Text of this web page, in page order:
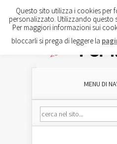
MENU DI
Questo sito utilizza i cookies per
personalizzato. Utilizzando questo
Per maggiori informazioni sui
bloccarli si prega di leggere la